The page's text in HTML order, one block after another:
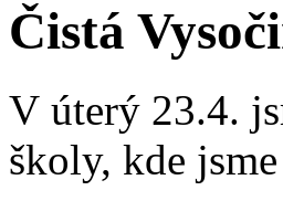
Čistá
V úterý 23.4.
školy, kde